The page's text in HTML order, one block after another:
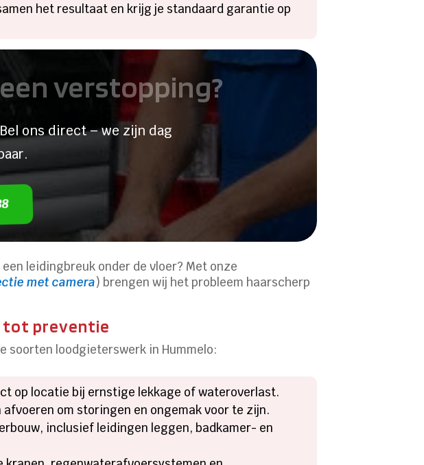
het resultaat en krijg je standaard garantie op
verstopping?
ons direct – we zijn dag
leidingbreuk onder de vloer? Met onze
met camera) brengen wij het probleem haarscherp
tot preventie
soorten loodgieterswerk in Hummelo:
op locatie bij ernstige lekkage of wateroverlast.
om storingen en ongemak voor te zijn.
inclusief leidingen leggen, badkamer- en